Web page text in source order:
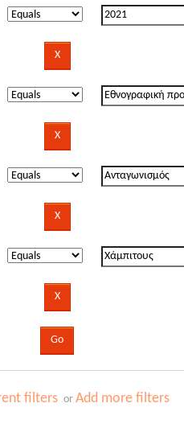
filters orAdd more filters